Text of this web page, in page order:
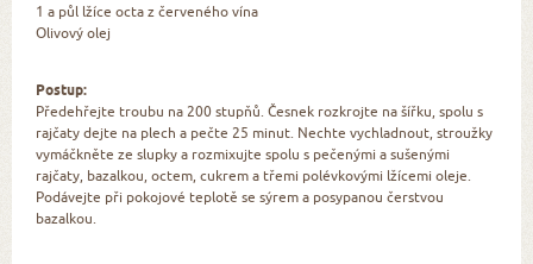
1 a půl lžíce octa z červeného vína
Olivový olej
Postup:
Předehřejte troubu na 200 stupňů. Česnek rozkrojte na šířku, spolu s
rajčaty dejte na plech a pečte 25 minut. Nechte vychladnout, stroužky
vymáčkněte ze slupky a rozmixujte spolu s pečenými a sušenými
rajčaty, bazalkou, octem, cukrem a třemi polévkovými lžícemi oleje.
Podávejte při pokojové teplotě se sýrem a posypanou čerstvou
bazalkou.